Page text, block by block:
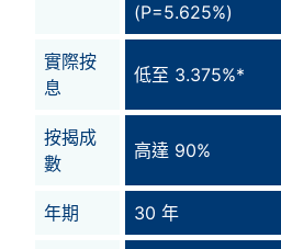
(P=5.625%)
實際按
息
低至 3.375%*
按揭成
數
高達 90%
年期 30 年